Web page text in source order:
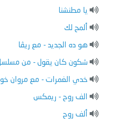
يا مطنشنا
ألمح لك
هو ده الجديد - مع ريڤا
شكون كان يقول - من مسلسل
خدي الغمرات - مع مروان
الف روح - ريمكس
ألف روح